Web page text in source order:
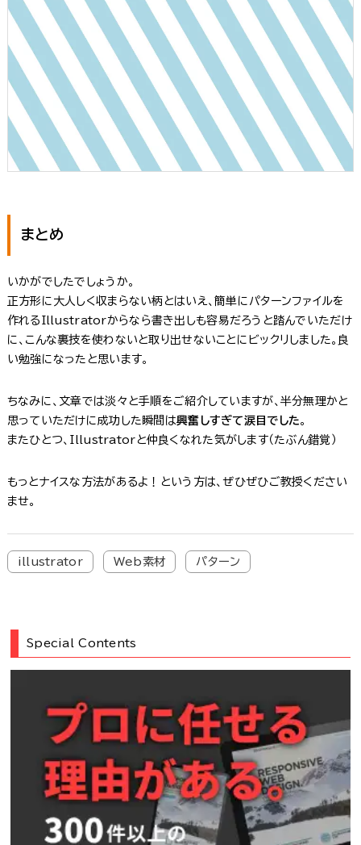
まとめ
いかがでしたでしょうか。
正方形に大人しく収まらない柄とはいえ、簡単にパターンファイルを
作れるIllustratorからなら書き出しも容易だろうと踏んでいただけ
に、こんな裏技を使わないと取り出せないことにビックリしました。良
い勉強になったと思います。
ちなみに、文章では淡々と手順をご紹介していますが、半分無理かと
思っていただけに成功した瞬間は興奮しすぎて涙目でした。
またひとつ、Illustratorと仲良くなれた気がします（たぶん錯覚）
もっとナイスな方法があるよ！という方は、ぜひぜひご教授ください
ませ。
illustrator Web素材 パターン
Special Contents